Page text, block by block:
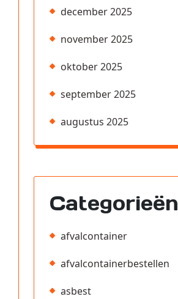
december 2025
november 2025
oktober 2025
september 2025
augustus 2025
Categorieën
afvalcontainer
afvalcontainerbestellen
asbest